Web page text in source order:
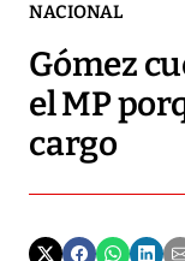
NACIONAL
Gómez
el MP
cargo